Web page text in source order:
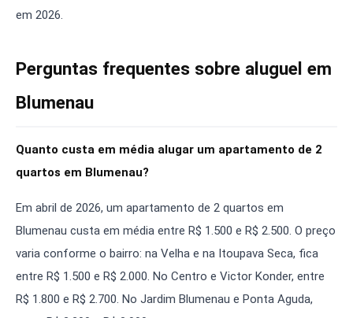
em 2026.
Perguntas frequentes sobre aluguel em
Blumenau
Quanto custa em média alugar um apartamento de 2
quartos em Blumenau?
Em abril de 2026, um apartamento de 2 quartos em
Blumenau custa em média entre R$ 1.500 e R$ 2.500. O preço
varia conforme o bairro: na Velha e na Itoupava Seca, fica
entre R$ 1.500 e R$ 2.000. No Centro e Victor Konder, entre
R$ 1.800 e R$ 2.700. No Jardim Blumenau e Ponta Aguda,